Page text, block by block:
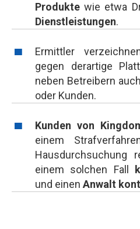
Produkte wie etwa
Dienstleistungen.
Ermittler
gegen derartige
neben Betreibern
oder Kunden.
Kunden von
einem
Hausdurchsuchung
einem solchen Fall
und einen Anwalt